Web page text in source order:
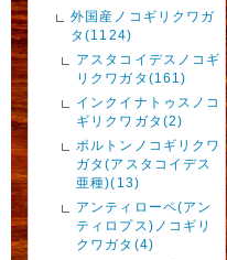
外国産ノコギリクワガ
タ(1124)
アスタコイデスノコギ
リクワガタ(161)
インクイナトゥスノコ
ギリクワガタ(2)
ポルトンノコギリクワ
ガタ(アスタコイデス
亜種)(13)
アンティローペ(アン
ティロプス)ノコギリ
クワガタ(4)